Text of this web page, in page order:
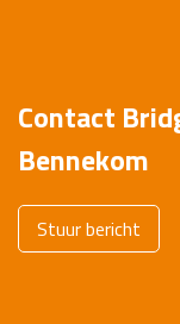
Contact
Bennekom
Stuur bericht